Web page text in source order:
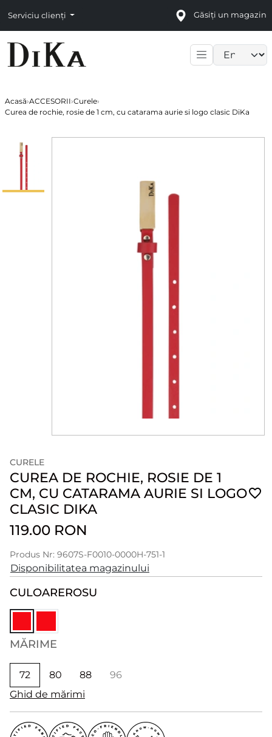
Serviciu clienți Găsiți un magazin
Acasă›ACCESORII›Curele›
Curea de rochie, rosie de 1 cm, cu catarama aurie si logo clasic DiKa
CURELE
CUREA DE ROCHIE, ROSIE DE 1
CM, CU CATARAMA AURIE SI LOGO
CLASIC DIKA
119.00 RON
Produs Nr: 9607S-F0010-0000H-751-1
Disponibilitatea magazinului
CULOAREROSU
MĂRIME
72 80 88
96
Ghid de mărimi